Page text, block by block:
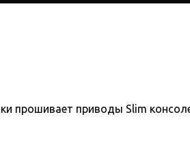
приводы Slim